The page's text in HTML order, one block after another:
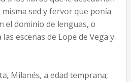
sed y fervor que ponía
el dominio de lenguas, o
escenas de Lope de Vega y
Milanés, a edad temprana;